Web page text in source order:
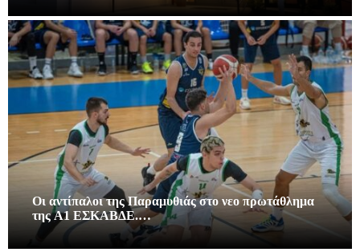
Οι αντίπαλοι της Παραμυθιάς στο νεο πρωτάθλημα
της A1 ΕΣΚΑΒΔΕ.…